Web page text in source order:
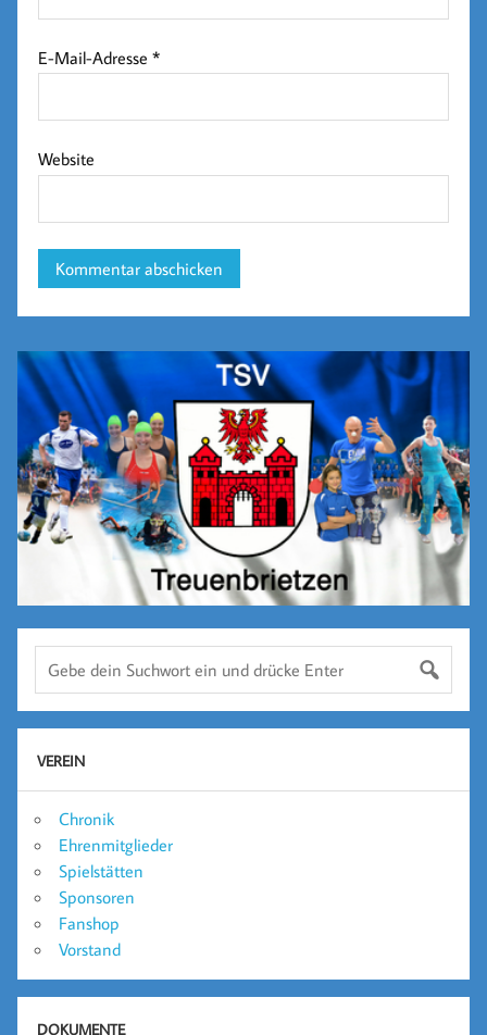
E-Mail-Adresse*
Website
VEREIN
Chronik
Ehrenmitglieder
Spielstätten
Sponsoren
Fanshop
Vorstand
DOKUMENTE